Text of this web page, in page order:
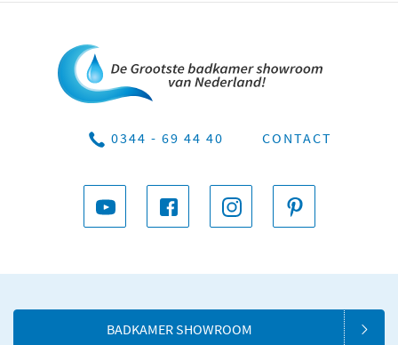
0344 - 69 44 40 CONTACT
BADKAMER SHOWROOM